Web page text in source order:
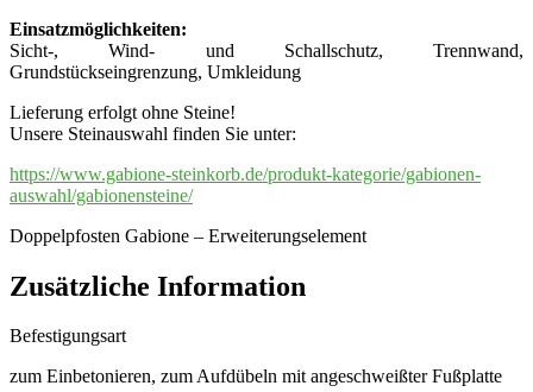
Einsatzmöglichkeiten:
Sicht-, Wind- und Schallschutz, Trennwand,
Grundstückseingrenzung, Umkleidung
Lieferung erfolgt ohne Steine!
Unsere Steinauswahl finden Sie unter:
https://www.gabione-steinkorb.de/produkt-kategorie/gabionen-
auswahl/gabionensteine/
Doppelpfosten Gabione – Erweiterungselement
Zusätzliche Information
Befestigungsart
zum Einbetonieren, zum Aufdübeln mit angeschweißter Fußplatte